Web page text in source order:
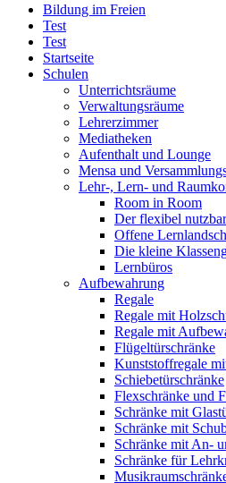
Bildung im Freien
Test
Test
Startseite
Schulen
Unterrichtsräume
Verwaltungsräume
Lehrerzimmer
Mediatheken
Aufenthalt und Lounge
Mensa und
Lehr-, Lern- und
Room in Room
Der flexibel
Offene
Die kleine
Lernbüros
Aufbewahrung
Regale
Regale mit
Regale mit
Flügeltürschränke
Kunststoffregale
Schiebetürschränke
Flexschränke und
Schränke mit
Schränke mit
Schränke mit An-
Schränke für